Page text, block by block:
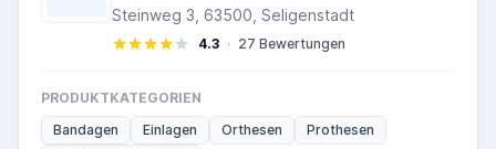
Steinweg 3, 63500, Seligenstadt
4.3 · 27 Bewertungen
PRODUKTKATEGORIEN
Bandagen
Einlagen Orthesen
Prothesen